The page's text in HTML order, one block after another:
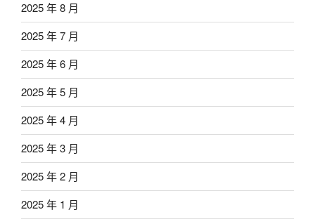
2025 年 8 月
2025 年 7 月
2025 年 6 月
2025 年 5 月
2025 年 4 月
2025 年 3 月
2025 年 2 月
2025 年 1 月